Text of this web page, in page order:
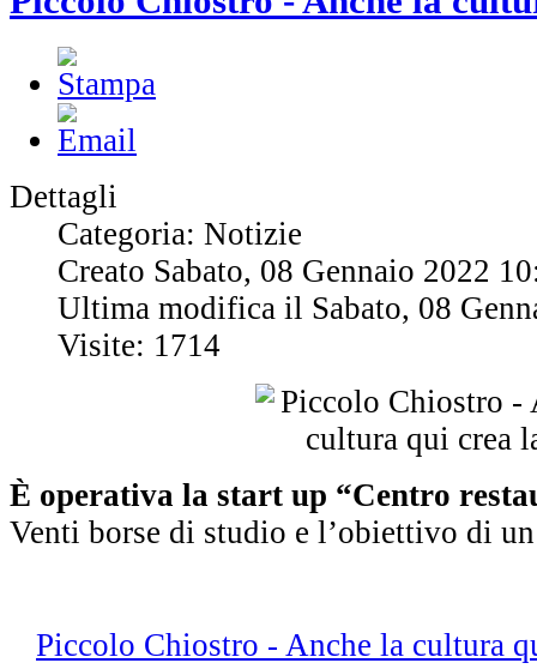
Dettagli
Categoria: Notizie
Creato Sabato, 08 Gennaio 2022
Ultima modifica il Sabato, 08
Visite: 1714
È operativa la start up “Centro
Venti borse di studio e l’obiettivo di
Piccolo Chiostro - Anche la cultura